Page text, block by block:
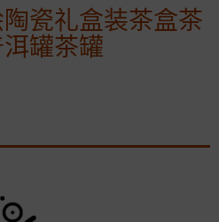
瓷礼盒装茶盒茶
罐茶罐